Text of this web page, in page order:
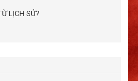
LỊCH SỬ?